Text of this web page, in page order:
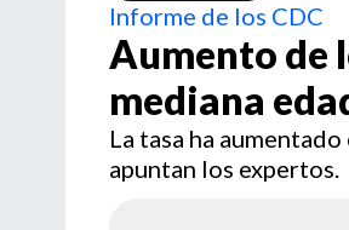
Informe de los CDC
Aumento de
mediana
La tasa ha
apuntan los expertos.